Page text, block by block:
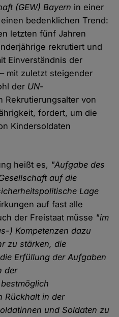
(GEW) Bayern in einer
bedenklichen Trend:
letzten fünf Jahren
rekrutiert und
Einverständnis der
mit zuletzt steigender
der UN-
Rekrutierungsalter von
fordert, um die
Kindersoldaten
heißt es, "Aufgabe des
auf die
Lage
auf fast alle
der Freistaat müsse "im
) Kompetenzen dazu
zu stärken, die
Erfüllung der Aufgaben
der
Rückhalt in der
und Soldaten zu